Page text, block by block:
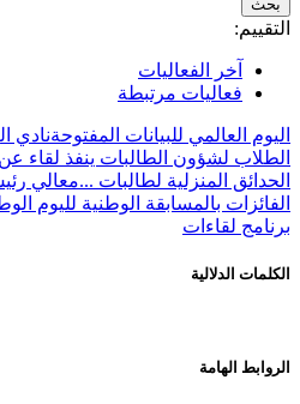
التقييم:
آخر الفعاليات
فعاليات مرتبطة
اليوم العالمي للبيانات المفتوحةنادي
الطلاب لشؤون الطالبات ينفذ لقاء
الحدائق المنزلية لطالبات ...معالي
الفائزات بالمسابقة الوطنية لليوم
برنامج لقاءات
الكلمات الدلالية
الروابط الهامة